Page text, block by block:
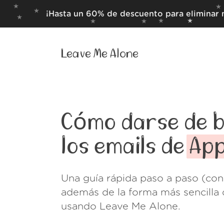
¡Hasta un 60% de descuento para eliminar
Leave Me Alone
Cómo darse de
los emails de
Una guía rápida paso a paso
además de la forma más sencilla
usando Leave Me Alone.